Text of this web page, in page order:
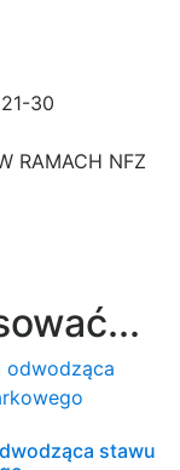
30
RAMACH NFZ
stawu